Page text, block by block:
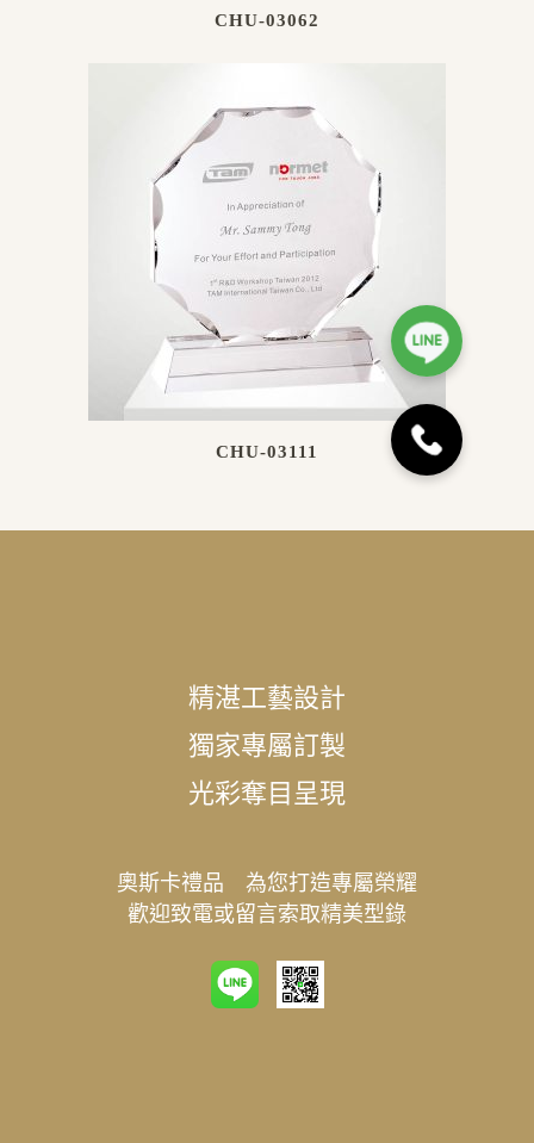
CHU-03062
CHU-03111
精湛工藝設計
獨家專屬訂製
光彩奪目呈現
奧斯卡禮品 為您打造專屬榮耀
歡迎致電或留言索取精美型錄